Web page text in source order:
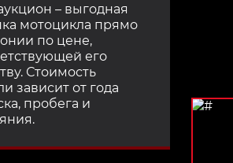
– выгодная
мотоцикла прямо
по цене,
его
Стоимость
зависит от года
пробега и